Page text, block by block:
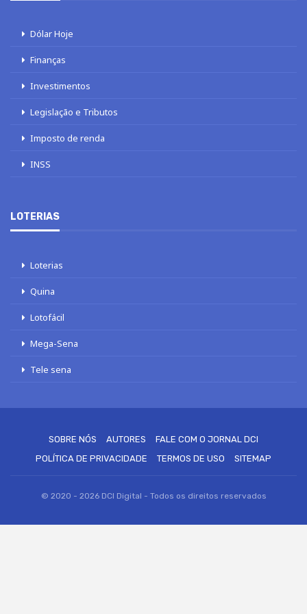
Dólar Hoje
Finanças
Investimentos
Legislação e Tributos
Imposto de renda
INSS
LOTERIAS
Loterias
Quina
Lotofácil
Mega-Sena
Tele sena
SOBRE NÓS AUTORES
FALE COM O JORNAL DCI
POLÍTICA DE PRIVACIDADE
TERMOS DE USO SITEMAP
© 2020 - 2026 DCI Digital - Todos os direitos reservados